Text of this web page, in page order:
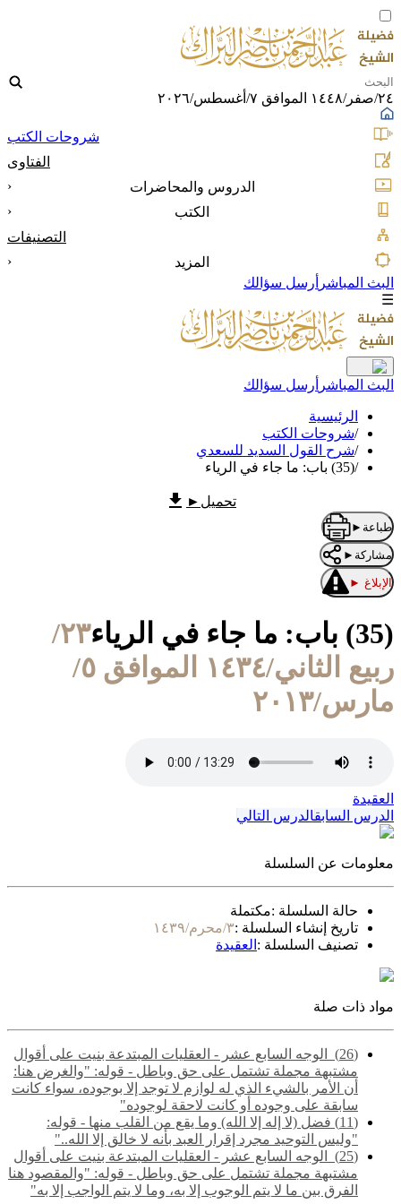
٢٤/صفر/١٤٤٨ الموافق ٧/أغسطس/٢٠٢٦
شروحات الكتب
الفتاوى
الدروس والمحاضرات
‹
الكتب
‹
التصنيفات
المزيد
‹
البث المباشر أرسل سؤالك
☰
البث المباشر أرسل سؤالك
الرئيسية
/شروحات الكتب
/شرح القول السديد للسعدي
/(35) باب: ما جاء في الرياء
تحميل ►
طباعة ►
مشاركة ►
الإبلاغ ►
(35) باب: ما جاء في الرياء
٢٣/
ربيع الثاني/١٤٣٤ الموافق ٥/
مارس/٢٠١٣
العقيدة
الدرس السابقالدرس التالي
معلومات عن السلسلة
حالة السلسلة :مكتملة
تاريخ إنشاء السلسلة :٣/محرم/١٤٣٩
تصنيف السلسلة : العقيدة
مواد ذات صلة
(26) ‌‌ الوجه السابع عشر - العقليات المبتدعة بنيت على أقوال
مشتبهة مجملة تشتمل على حق وباطل - قوله: "والغرض هنا:
أن الأمر بالشيء الذي له لوازم لا توجد إلا بوجوده، سواء كانت
سابقة على وجوده أو كانت لاحقة لوجوده"
(11) فضل (لا إله إلا الله) وما يقع من القلب منها - قوله:
"وليس التوحيد مجرد إقرار العبد بأنه لا خالق إلا الله.."
(25) ‌‌ الوجه السابع عشر - العقليات المبتدعة بنيت على أقوال
مشتبهة مجملة تشتمل على حق وباطل - قوله: "والمقصود هنا
الفرق بين ما لا يتم الوجوب إلا به، وما لا يتم الواجب إلا به"